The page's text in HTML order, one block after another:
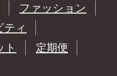
ファッション
ティ
ト
定期便